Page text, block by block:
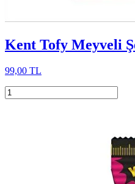
Kent Tofy Meyveli
99,00 TL